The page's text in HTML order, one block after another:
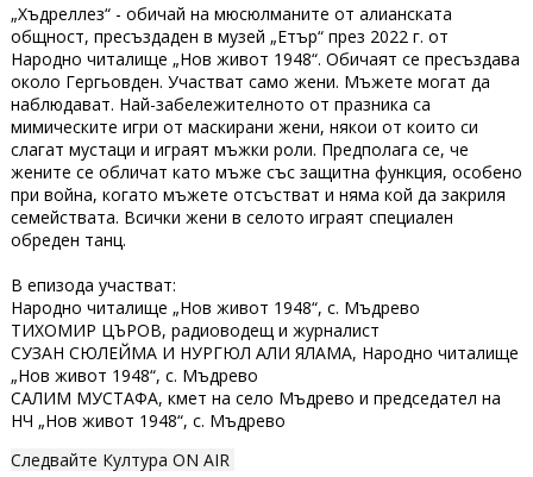
„Хъдреллез“ - обичай на мюсюлманите от алианската
общност, пресъздаден в музей „Етър“ през 2022 г. от
Народно читалище „Нов живот 1948“. Обичаят се пресъздава
около Гергьовден. Участват само жени. Мъжете могат да
наблюдават. Най-забележителното от празника са
мимическите игри от маскирани жени, някои от които си
слагат мустаци и играят мъжки роли. Предполага се, че
жените се обличат като мъже със защитна функция, особено
при война, когато мъжете отсъстват и няма кой да закриля
семействата. Всички жени в селото играят специален
обреден танц.
В епизода участват:
Народно читалище „Нов живот 1948“, с. Мъдрево
ТИХОМИР ЦЪРОВ, радиоводещ и журналист
СУЗАН СЮЛЕЙМА И НУРГЮЛ АЛИ ЯЛАМА, Народно читалище
„Нов живот 1948“, с. Мъдрево
САЛИМ МУСТАФА, кмет на село Мъдрево и председател на
НЧ „Нов живот 1948“, с. Мъдрево
Следвайте Култура ON AIR